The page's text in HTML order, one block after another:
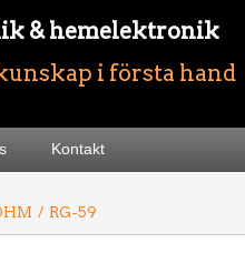
& hemelektronik
i första hand
Kontakt
/ RG-59